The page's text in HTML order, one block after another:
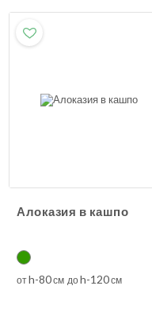
Алоказия в кашпо
отh-80см доh-120см